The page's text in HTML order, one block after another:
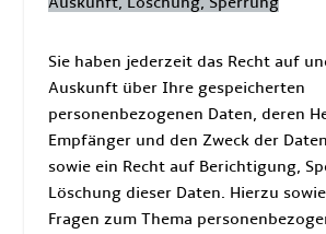
Sie haben jederzeit das Recht auf
Auskunft über Ihre gespeicherten
personenbezogenen Daten, deren
Empfänger und den Zweck der
sowie ein Recht auf Berichtigung,
Löschung dieser Daten. Hierzu
Fragen zum Thema